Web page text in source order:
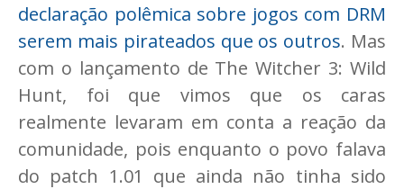
declaração polêmica sobre jogos com DRM
serem mais pirateados que os outros. Mas
com o lançamento de The Witcher 3: Wild
Hunt, foi que vimos que os caras
realmente levaram em conta a reação da
comunidade, pois enquanto o povo falava
do patch 1.01 que ainda não tinha sido